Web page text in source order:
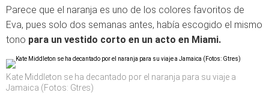
Parece que el naranja es uno de los colores favoritos de
Eva, pues solo dos semanas antes, había escogido el mismo
tono para un vestido corto en un acto en Miami.
Kate Middleton se ha decantado por el naranja para su viaje a
Jamaica (Fotos: Gtres)